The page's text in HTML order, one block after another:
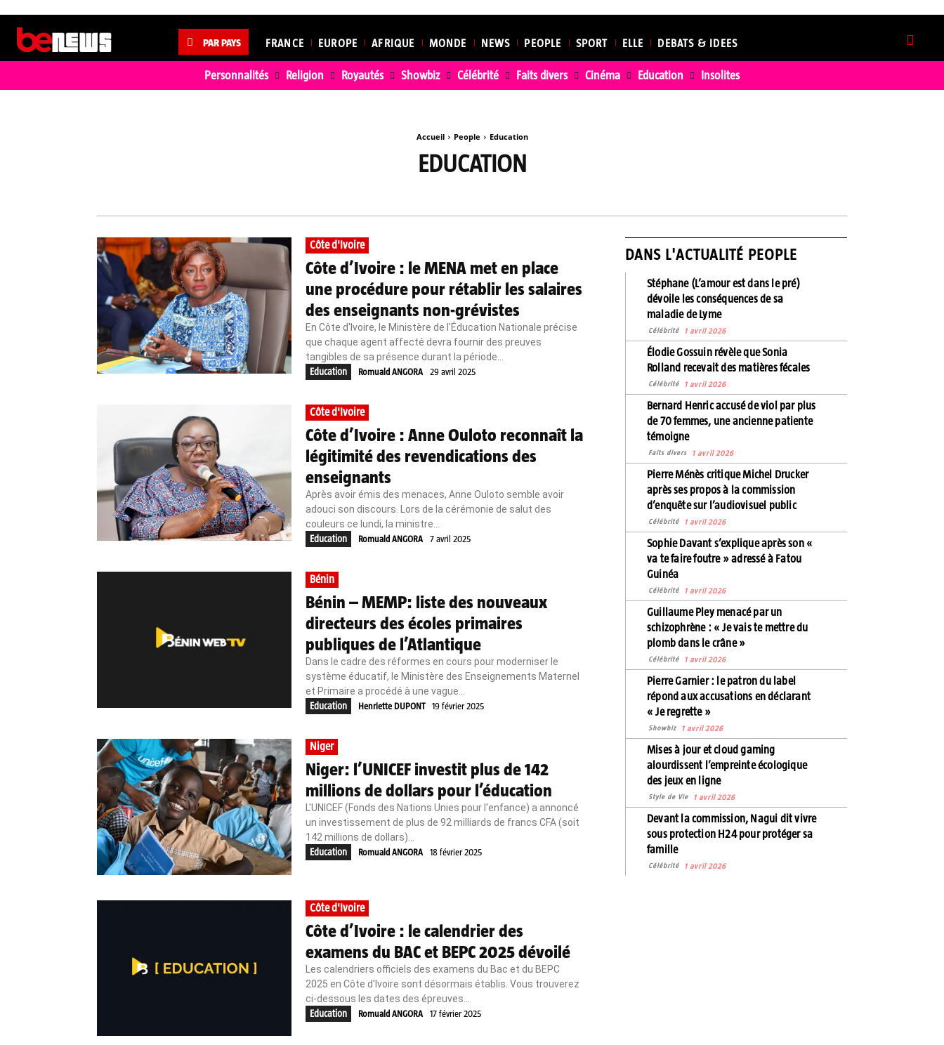
PAR PAYS FRANCE EUROPE AFRIQUE MONDE NEWS PEOPLE SPORT ELLE DEBATS & IDEES
Personnalités Religion Royautés Showbiz Célébrité Faits divers Cinéma Education Insolites
Accueil People Education
EDUCATION
Côte d'Ivoire
Côte d’Ivoire : le MENA met en place
une procédure pour rétablir les salaires
des enseignants non-grévistes
En Côte d'Ivoire, le Ministère de l'Éducation Nationale précise
que chaque agent affecté devra fournir des preuves
tangibles de sa présence durant la période...
Education
Romuald ANGORA 29 avril 2025
Côte d'Ivoire
Côte d’Ivoire : Anne Ouloto reconnaît la
légitimité des revendications des
enseignants
Après avoir émis des menaces, Anne Ouloto semble avoir
adouci son discours. Lors de la cérémonie de salut des
couleurs ce lundi, la ministre...
Education
Romuald ANGORA 7 avril 2025
Bénin
Bénin – MEMP: liste des nouveaux
directeurs des écoles primaires
publiques de l’Atlantique
Dans le cadre des réformes en cours pour moderniser le
système éducatif, le Ministère des Enseignements Maternel
et Primaire a procédé à une vague...
Education
Henriette DUPONT 19 février 2025
Niger
Niger: l’UNICEF investit plus de 142
millions de dollars pour l’éducation
L'UNICEF (Fonds des Nations Unies pour l'enfance) a annoncé
un investissement de plus de 92 milliards de francs CFA (soit
142 millions de dollars)...
Education
Romuald ANGORA 18 février 2025
Côte d'Ivoire
Côte d’Ivoire : le calendrier des
examens du BAC et BEPC 2025 dévoilé
Les calendriers officiels des examens du Bac et du BEPC
2025 en Côte d'Ivoire sont désormais établis. Vous trouverez
ci-dessous les dates des épreuves...
Education
Romuald ANGORA 17 février 2025
DANS L'ACTUALITÉ PEOPLE
Stéphane (L’amour est dans le pré)
dévoile les conséquences de sa
maladie de Lyme
Célébrité 1 avril 2026
Élodie Gossuin révèle que Sonia
Rolland recevait des matières fécales
Célébrité 1 avril 2026
Bernard Henric accusé de viol par plus
de 70 femmes, une ancienne patiente
témoigne
Faits divers 1 avril 2026
Pierre Ménès critique Michel Drucker
après ses propos à la commission
d’enquête sur l’audiovisuel public
Célébrité 1 avril 2026
Sophie Davant s’explique après son «
va te faire foutre » adressé à Fatou
Guinéa
Célébrité 1 avril 2026
Guillaume Pley menacé par un
schizophrène : « Je vais te mettre du
plomb dans le crâne »
Célébrité 1 avril 2026
Pierre Garnier : le patron du label
répond aux accusations en déclarant
« Je regrette »
Showbiz 1 avril 2026
Mises à jour et cloud gaming
alourdissent l’empreinte écologique
des jeux en ligne
Style de Vie 1 avril 2026
Devant la commission, Nagui dit vivre
sous protection H24 pour protéger sa
famille
Célébrité 1 avril 2026